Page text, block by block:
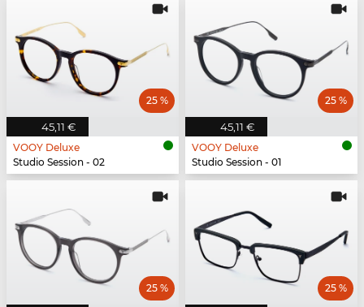
45,11 €
25 %
VOOY Deluxe
Studio Session - 02
45,11 €
25 %
VOOY Deluxe
Studio Session - 01
25 % 25 %